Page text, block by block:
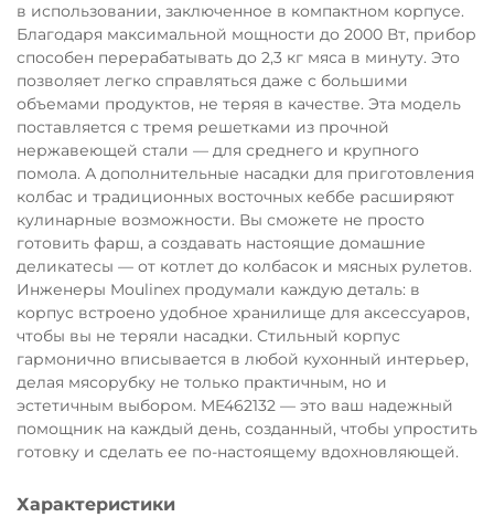
в использовании, заключенное в компактном корпусе.
Благодаря максимальной мощности до 2000 Вт, прибор
способен перерабатывать до 2,3 кг мяса в минуту. Это
позволяет легко справляться даже с большими
объемами продуктов, не теряя в качестве. Эта модель
поставляется с тремя решетками из прочной
нержавеющей стали — для среднего и крупного
помола. А дополнительные насадки для приготовления
колбас и традиционных восточных кеббе расширяют
кулинарные возможности. Вы сможете не просто
готовить фарш, а создавать настоящие домашние
деликатесы — от котлет до колбасок и мясных рулетов.
Инженеры Moulinex продумали каждую деталь: в
корпус встроено удобное хранилище для аксессуаров,
чтобы вы не теряли насадки. Стильный корпус
гармонично вписывается в любой кухонный интерьер,
делая мясорубку не только практичным, но и
эстетичным выбором. ME462132 — это ваш надежный
помощник на каждый день, созданный, чтобы упростить
готовку и сделать ее по-настоящему вдохновляющей.
Характеристики
списыватьсяс вашей карты
по 25%каждые 2 недели
Подробнее
об оплате Плайтом
25
раз в 2 недели
Остались вопросы?
8 800 302-02-51
plait.ru